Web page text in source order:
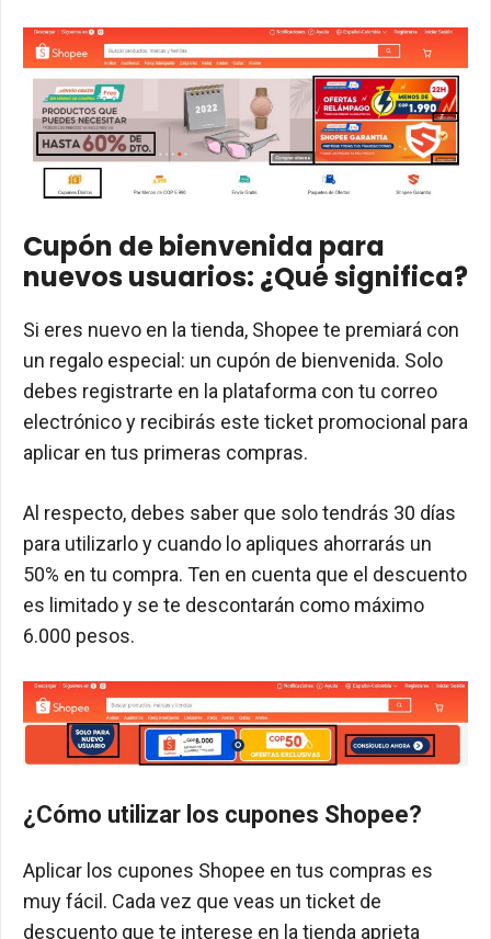
Cupón de bienvenida para
nuevos usuarios: ¿Qué significa?
Si eres nuevo en la tienda, Shopee te premiará con
un regalo especial: un cupón de bienvenida. Solo
debes registrarte en la plataforma con tu correo
electrónico y recibirás este ticket promocional para
aplicar en tus primeras compras.
Al respecto, debes saber que solo tendrás 30 días
para utilizarlo y cuando lo apliques ahorrarás un
50% en tu compra. Ten en cuenta que el descuento
es limitado y se te descontarán como máximo
6.000 pesos.
¿Cómo utilizar los cupones Shopee?
Aplicar los cupones Shopee en tus compras es
muy fácil. Cada vez que veas un ticket de
descuento que te interese en la tienda aprieta